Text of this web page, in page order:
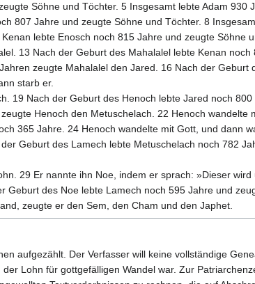
Söhne und Töchter. 5 Insgesamt lebte Adam
807 Jahre und zeugte Söhne und Töchter. 8
lebte Enosch noch 815 Jahre und zeugte Söhne
13 Nach der Geburt des Mahalalel lebte Kenan
zeugte Mahalalel den Jared. 16 Nach der
starb er.
19 Nach der Geburt des Henoch lebte Jared noch
Henoch den Metuschelach. 22 Henoch
365 Jahre. 24 Henoch wandelte mit Gott, und dann
Geburt des Lamech lebte Metuschelach noch 782
29 Er nannte ihn Noe, indem er sprach: »Dieser
Geburt des Noe lebte Lamech noch 595 Jahre und
zeugte er den Sem, den Cham und den Japhet.
aufgezählt. Der Verfasser will keine vollständige
Lohn für gottgefälligen Wandel war. Zur